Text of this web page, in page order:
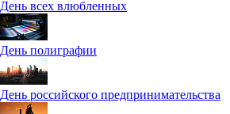
День всех влюбленных
День полиграфии
День российского предпринимательства